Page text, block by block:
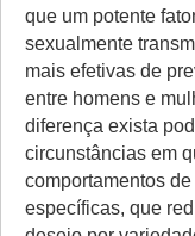
que um potente
sexualmente
mais efetivas de
entre homens e
diferença exista
circunstâncias em
comportamentos
específicas, que